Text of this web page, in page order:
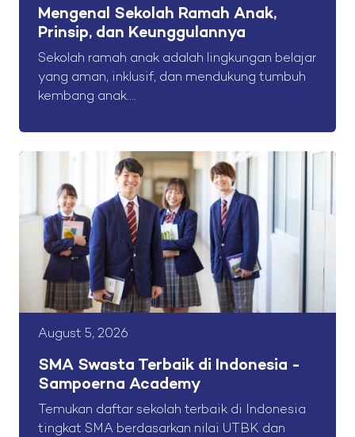
Mengenal Sekolah Ramah Anak,
Prinsip, dan Keunggulannya
Sekolah ramah anak adalah lingkungan belajar
yang aman, inklusif, dan mendukung tumbuh
kembang anak....
August 5, 2026
SMA Swasta Terbaik di Indonesia -
Sampoerna Academy
Temukan daftar sekolah terbaik di Indonesia
tingkat SMA berdasarkan nilai UTBK dan